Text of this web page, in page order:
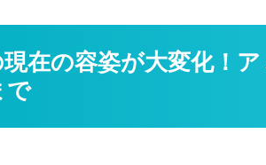
在の容姿が大変化！
で